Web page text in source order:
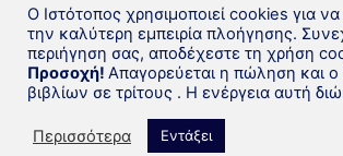
Δανειστική
Τυφλών της Ελλάδoς
Ο Ιστότοπος χρησιμοποιεί cookies για
την καλύτερη εμπειρία πλοήγησης.
περιήγηση σας, αποδέχεστε τη χρήση
Προσοχή! Απαγορεύεται η πώληση και
βιβλίων σε τρίτους . Η ενέργεια αυτή
Περισσότερα Εντάξει